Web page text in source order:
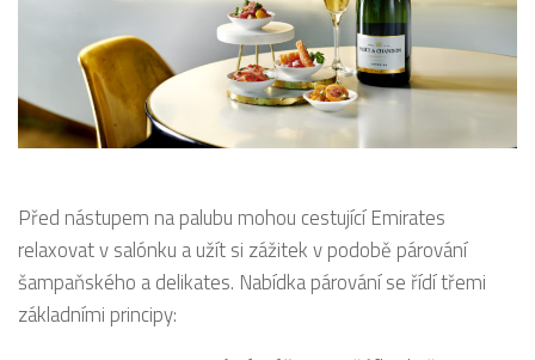
Před nástupem na palubu mohou cestující Emirates
relaxovat v salónku a užít si zážitek v podobě párování
šampaňského a delikates. Nabídka párování se řídí třemi
základními principy: